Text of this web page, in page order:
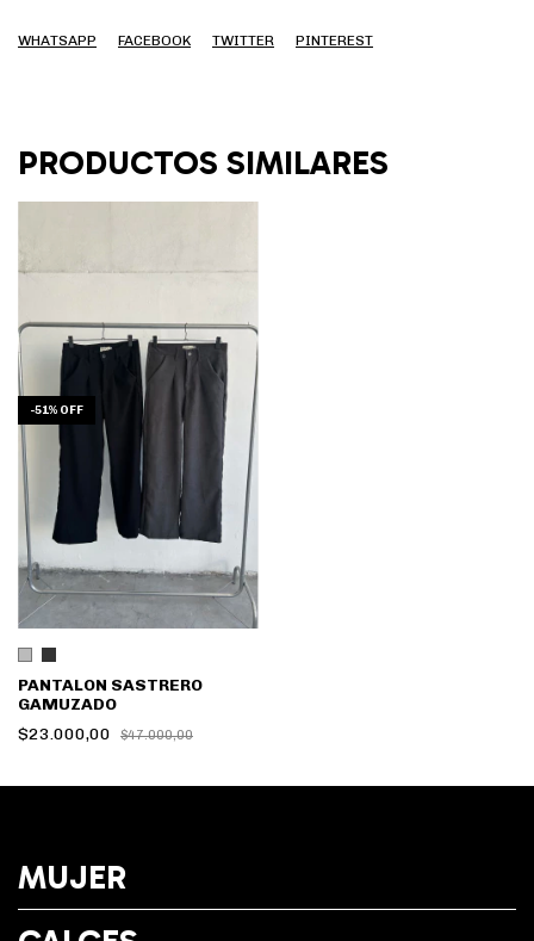
WHATSAPP FACEBOOK TWITTER PINTEREST
PRODUCTOS SIMILARES
-51% OFF
PANTALON SASTRERO
GAMUZADO
$23.000,00
$47.000,00
MUJER